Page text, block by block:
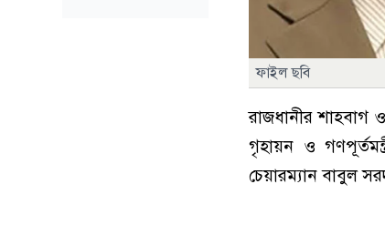
ফাইল ছবি
রাজধানীর
গৃহায়ন ও
চেয়ারম্যান বাবুল